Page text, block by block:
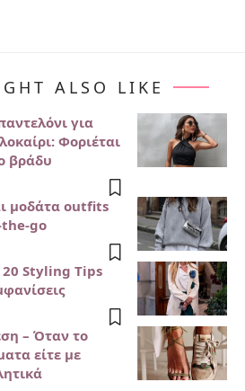
ALSO LIKE
για
Φοριέται
βράδυ
μοδάτα outfits
the-go
Styling Tips
– Όταν το
είτε με